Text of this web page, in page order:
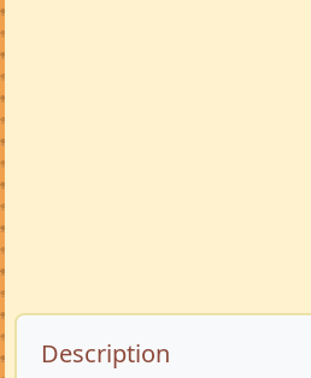
Description de
Description